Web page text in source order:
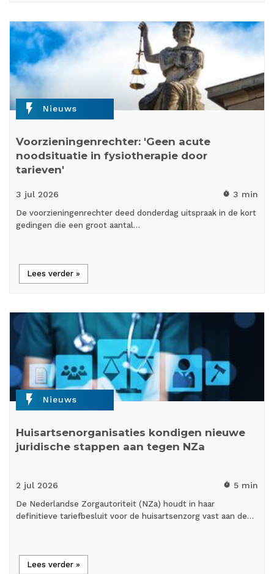
flash_on Nieuws
Voorzieningenrechter: 'Geen acute
noodsituatie in fysiotherapie door
tarieven'
3 jul 2026 timer 3 min
De voorzieningenrechter deed donderdag uitspraak in de kort
gedingen die een groot aantal…
Lees verder »
flash_on Nieuws
Huisartsenorganisaties kondigen nieuwe
juridische stappen aan tegen NZa
2 jul 2026 timer 5 min
De Nederlandse Zorgautoriteit (NZa) houdt in haar
definitieve tariefbesluit voor de huisartsenzorg vast aan de…
Lees verder »